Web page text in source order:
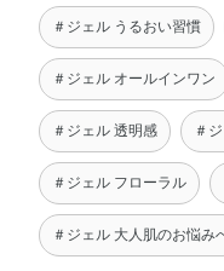
＃ジェル うるおい習慣
＃ジェル オールインワン
＃ジェル 透明感 ＃
＃ジェル フローラル
＃ジェル 大人肌のお悩み